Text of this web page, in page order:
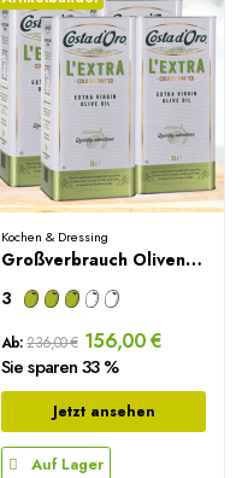
Kochen & Dressing
Großverbrauch Olivenöl Sparpaket – 12L
3
Ab: 236,00 € 156,00 €
Sie sparen 33 %
Jetzt ansehen
Auf Lager